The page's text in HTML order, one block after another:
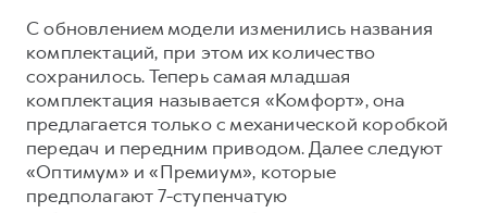
С обновлением модели изменились названия
комплектаций, при этом их количество
сохранилось. Теперь самая младшая
комплектация называется «Комфорт», она
предлагается только с механической коробкой
передач и передним приводом. Далее следуют
«Оптимум» и «Премиум», которые
предполагают 7-ступенчатую